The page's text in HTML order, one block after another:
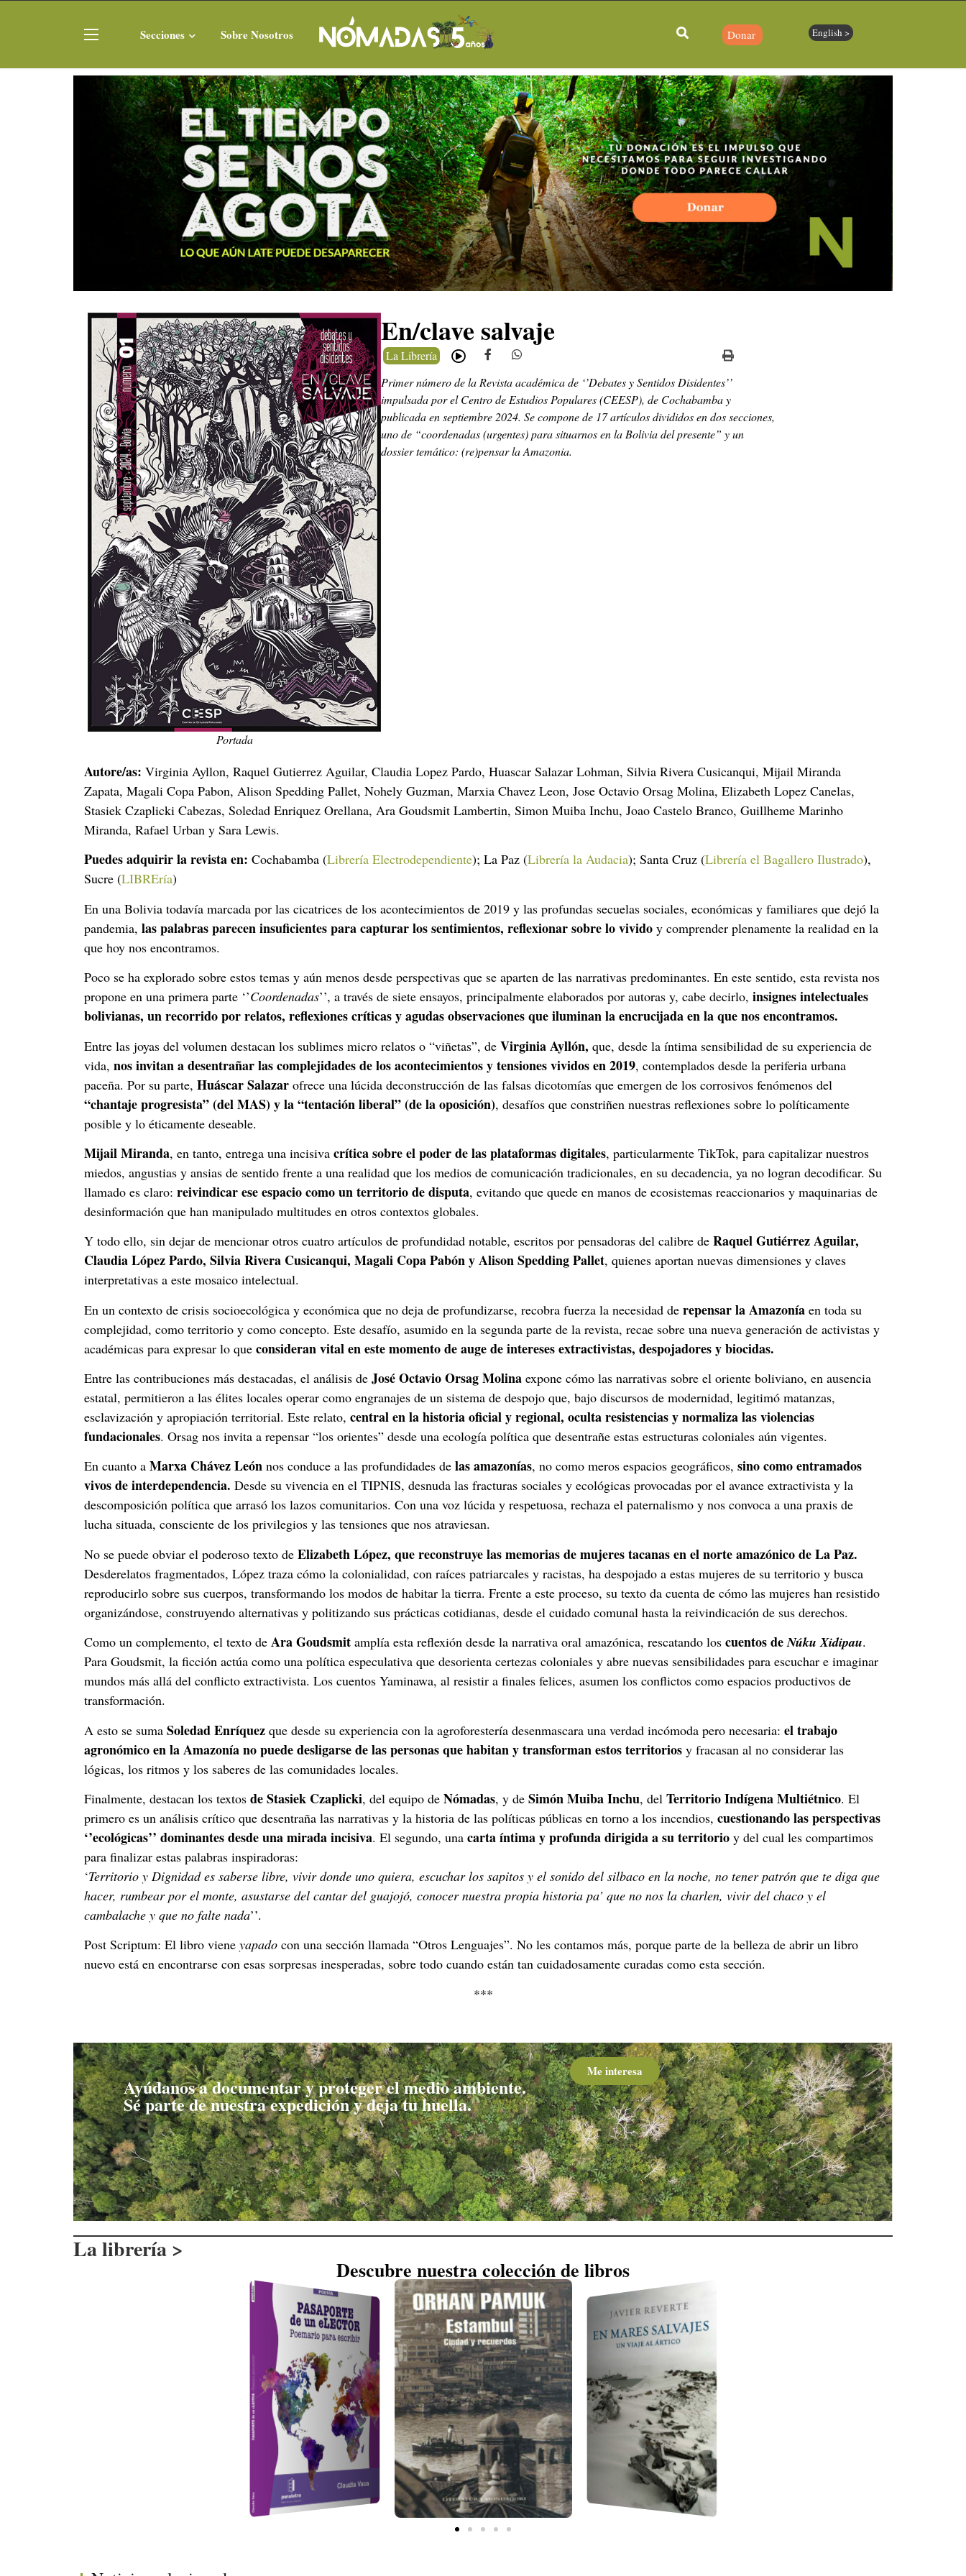
Secciones Sobre Nosotros Donar English >
Portada
En/clave salvaje
La Librería
Primer número de la Revista académica de ‘’Debates y Sentidos Disidentes’’
impulsada por el Centro de Estudios Populares (CEESP), de Cochabamba y
publicada en septiembre 2024. Se compone de 17 artículos divididos en dos secciones,
uno de “coordenadas (urgentes) para situarnos en la Bolivia del presente” y un
dossier temático: (re)pensar la Amazonia.
Autore/as: Virginia Ayllon, Raquel Gutierrez Aguilar, Claudia Lopez Pardo, Huascar Salazar Lohman, Silvia Rivera Cusicanqui, Mijail Miranda
Zapata, Magali Copa Pabon, Alison Spedding Pallet, Nohely Guzman, Marxia Chavez Leon, Jose Octavio Orsag Molina, Elizabeth Lopez Canelas,
Stasiek Czaplicki Cabezas, Soledad Enriquez Orellana, Ara Goudsmit Lambertin, Simon Muiba Inchu, Joao Castelo Branco, Guillheme Marinho
Miranda, Rafael Urban y Sara Lewis.
Puedes adquirir la revista en: Cochabamba (Librería Electrodependiente); La Paz (Librería la Audacia); Santa Cruz (Librería el Bagallero Ilustrado),
Sucre (LIBREría)
En una Bolivia todavía marcada por las cicatrices de los acontecimientos de 2019 y las profundas secuelas sociales, económicas y familiares que dejó la
pandemia, las palabras parecen insuficientes para capturar los sentimientos, reflexionar sobre lo vivido y comprender plenamente la realidad en la
que hoy nos encontramos.
Poco se ha explorado sobre estos temas y aún menos desde perspectivas que se aparten de las narrativas predominantes. En este sentido, esta revista nos
propone en una primera parte ‘’Coordenadas’’, a través de siete ensayos, principalmente elaborados por autoras y, cabe decirlo, insignes intelectuales
bolivianas, un recorrido por relatos, reflexiones críticas y agudas observaciones que iluminan la encrucijada en la que nos encontramos.
Entre las joyas del volumen destacan los sublimes micro relatos o “viñetas”, de Virginia Ayllón, que, desde la íntima sensibilidad de su experiencia de
vida, nos invitan a desentrañar las complejidades de los acontecimientos y tensiones vividos en 2019, contemplados desde la periferia urbana
paceña. Por su parte, Huáscar Salazar ofrece una lúcida deconstrucción de las falsas dicotomías que emergen de los corrosivos fenómenos del
“chantaje progresista” (del MAS) y la “tentación liberal” (de la oposición), desafíos que constriñen nuestras reflexiones sobre lo políticamente
posible y lo éticamente deseable.
Mijail Miranda, en tanto, entrega una incisiva crítica sobre el poder de las plataformas digitales, particularmente TikTok, para capitalizar nuestros
miedos, angustias y ansias de sentido frente a una realidad que los medios de comunicación tradicionales, en su decadencia, ya no logran decodificar. Su
llamado es claro: reivindicar ese espacio como un territorio de disputa, evitando que quede en manos de ecosistemas reaccionarios y maquinarias de
desinformación que han manipulado multitudes en otros contextos globales.
Y todo ello, sin dejar de mencionar otros cuatro artículos de profundidad notable, escritos por pensadoras del calibre de Raquel Gutiérrez Aguilar,
Claudia López Pardo, Silvia Rivera Cusicanqui, Magali Copa Pabón y Alison Spedding Pallet, quienes aportan nuevas dimensiones y claves
interpretativas a este mosaico intelectual.
En un contexto de crisis socioecológica y económica que no deja de profundizarse, recobra fuerza la necesidad de repensar la Amazonía en toda su
complejidad, como territorio y como concepto. Este desafío, asumido en la segunda parte de la revista, recae sobre una nueva generación de activistas y
académicas para expresar lo que consideran vital en este momento de auge de intereses extractivistas, despojadores y biocidas.
Entre las contribuciones más destacadas, el análisis de José Octavio Orsag Molina expone cómo las narrativas sobre el oriente boliviano, en ausencia
estatal, permitieron a las élites locales operar como engranajes de un sistema de despojo que, bajo discursos de modernidad, legitimó matanzas,
esclavización y apropiación territorial. Este relato, central en la historia oficial y regional, oculta resistencias y normaliza las violencias
fundacionales. Orsag nos invita a repensar “los orientes” desde una ecología política que desentrañe estas estructuras coloniales aún vigentes.
En cuanto a Marxa Chávez León nos conduce a las profundidades de las amazonías, no como meros espacios geográficos, sino como entramados
vivos de interdependencia. Desde su vivencia en el TIPNIS, desnuda las fracturas sociales y ecológicas provocadas por el avance extractivista y la
descomposición política que arrasó los lazos comunitarios. Con una voz lúcida y respetuosa, rechaza el paternalismo y nos convoca a una praxis de
lucha situada, consciente de los privilegios y las tensiones que nos atraviesan.
No se puede obviar el poderoso texto de Elizabeth López, que reconstruye las memorias de mujeres tacanas en el norte amazónico de La Paz.
Desderelatos fragmentados, López traza cómo la colonialidad, con raíces patriarcales y racistas, ha despojado a estas mujeres de su territorio y busca
reproducirlo sobre sus cuerpos, transformando los modos de habitar la tierra. Frente a este proceso, su texto da cuenta de cómo las mujeres han resistido
organizándose, construyendo alternativas y politizando sus prácticas cotidianas, desde el cuidado comunal hasta la reivindicación de sus derechos.
Como un complemento, el texto de Ara Goudsmit amplía esta reflexión desde la narrativa oral amazónica, rescatando los cuentos deNúku Xidipau.
Para Goudsmit, la ficción actúa como una política especulativa que desorienta certezas coloniales y abre nuevas sensibilidades para escuchar e imaginar
mundos más allá del conflicto extractivista. Los cuentos Yaminawa, al resistir a finales felices, asumen los conflictos como espacios productivos de
transformación.
A esto se suma Soledad Enríquez que desde su experiencia con la agroforestería desenmascara una verdad incómoda pero necesaria: el trabajo
agronómico en la Amazonía no puede desligarse de las personas que habitan y transforman estos territorios y fracasan al no considerar las
lógicas, los ritmos y los saberes de las comunidades locales.
Finalmente, destacan los textos de Stasiek Czaplicki, del equipo de Nómadas, y de Simón Muiba Inchu, del Territorio Indígena Multiétnico. El
primero es un análisis crítico que desentraña las narrativas y la historia de las políticas públicas en torno a los incendios, cuestionando las perspectivas
‘’ecológicas’’ dominantes desde una mirada incisiva. El segundo, una carta íntima y profunda dirigida a su territorio y del cual les compartimos
para finalizar estas palabras inspiradoras:
‘Territorio y Dignidad es saberse libre, vivir donde uno quiera, escuchar los sapitos y el sonido del silbaco en la noche, no tener patrón que te diga que
hacer, rumbear por el monte, asustarse del cantar del guajojó, conocer nuestra propia historia pa’ que no nos la charlen, vivir del chaco y el
cambalache y que no falte nada’’.
Post Scriptum: El libro viene yapado con una sección llamada “Otros Lenguajes”. No les contamos más, porque parte de la belleza de abrir un libro
nuevo está en encontrarse con esas sorpresas inesperadas, sobre todo cuando están tan cuidadosamente curadas como esta sección.
***
Ayúdanos a documentar y proteger el medio ambiente.
Sé parte de nuestra expedición y deja tu huella.
Me interesa
La librería >
Descubre nuestra colección de libros